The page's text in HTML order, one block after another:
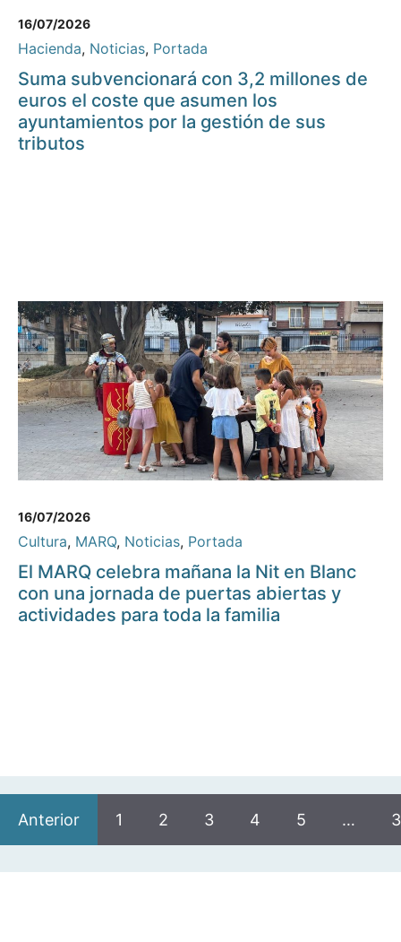
16/07/2026
Hacienda, Noticias, Portada
Suma subvencionará con 3,2 millones de
euros el coste que asumen los
ayuntamientos por la gestión de sus
tributos
16/07/2026
Cultura, MARQ, Noticias, Portada
El MARQ celebra mañana la Nit en Blanc
con una jornada de puertas abiertas y
actividades para toda la familia
Anterior 1 2 3 4 5 …